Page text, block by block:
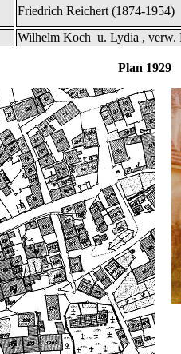
Friedrich Reichert (1874-1954)
Wilhelm Koch u. Lydia , verw.
Plan